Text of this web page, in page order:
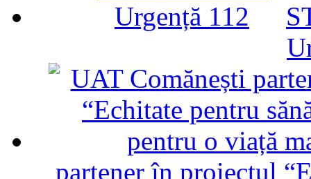
partener în proiectul